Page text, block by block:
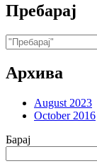
Пребарај
Архива
August 2023
October 2016
Барај